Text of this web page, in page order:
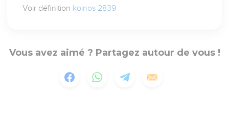
Voir définition koinos 2839
Vous avez aimé ? Partagez autour de vous !